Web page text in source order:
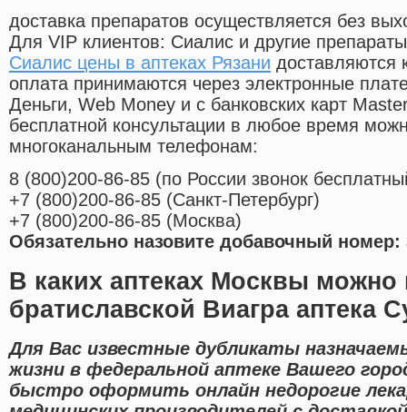
доставка препаратов осуществляется без
Для VIP клиентов: Сиалис и другие
Сиалис цены в аптеках Рязани доставляются
оплата принимаются через электронные
Деньги, Web Money и с банковских карт
бесплатной консультации в любое время
многоканальным телефонам:
8 (800)200-86-85 (по России звонок
+7 (800)200-86-85 (Санкт-Петербург)
+7 (800)200-86-85 (Москва)
Обязательно назовите добавочный номер:
В каких аптеках Москвы можно
братиславской Виагра аптека
Для Вас известные дубликаты
жизни в федеральной аптеке Вашего
быстро оформить онлайн недорогие